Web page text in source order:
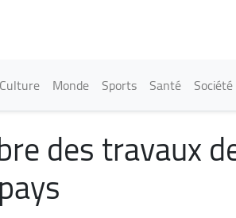
Culture Monde Sports Santé Société
des travaux